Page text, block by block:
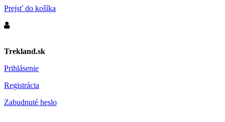
Prejsť do košíka
Trekland.sk
Prihlásenie
Registrácia
Zabudnuté heslo